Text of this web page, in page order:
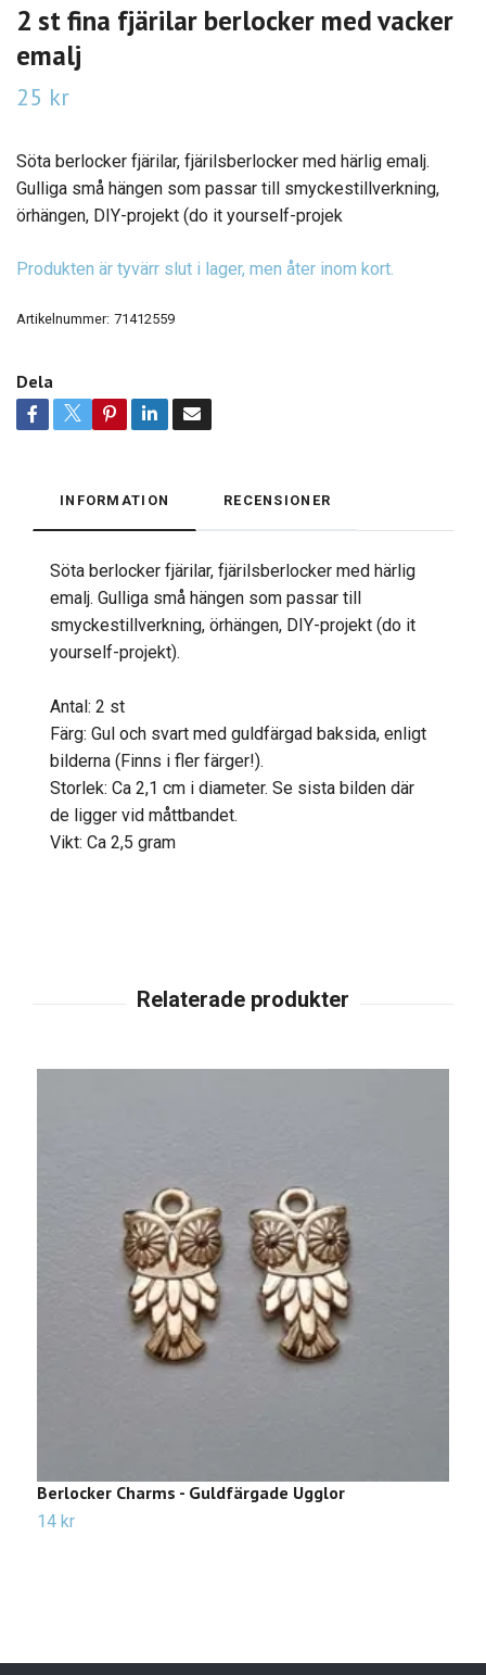
2 st fina fjärilar berlocker med vacker
emalj
25 kr
Söta berlocker fjärilar, fjärilsberlocker med härlig emalj.
Gulliga små hängen som passar till smyckestillverkning,
örhängen, DIY-projekt (do it yourself-projek
Produkten är tyvärr slut i lager, men åter inom kort.
Artikelnummer: 71412559
Dela
INFORMATION RECENSIONER
Söta berlocker fjärilar, fjärilsberlocker med härlig
emalj. Gulliga små hängen som passar till
smyckestillverkning, örhängen, DIY-projekt (do it
yourself-projekt).
Antal: 2 st
Färg: Gul och svart med guldfärgad baksida, enligt
bilderna (Finns i fler färger!).
Storlek: Ca 2,1 cm i diameter. Se sista bilden där
de ligger vid måttbandet.
Vikt: Ca 2,5 gram
Berlocker Charms - Guldfärgade Ugglor
14 kr